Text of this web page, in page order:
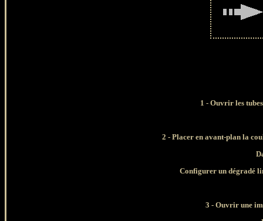
1 - Ouvrir les
2 - Placer en avant-plan la
Configurer un dégradé
3 - Ouvrir une